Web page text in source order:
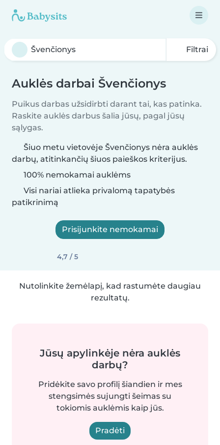
Filtrai
Auklės darbai Švenčionys
Puikus darbas užsidirbti darant tai, kas patinka.
Raskite auklės darbus šalia jūsų, pagal jūsų
sąlygas.
Šiuo metu vietovėje Švenčionys nėra auklės
darbų, atitinkančių šiuos paieškos kriterijus.
100% nemokamai auklėms
Visi nariai atlieka privalomą tapatybės
patikrinimą
Prisijunkite nemokamai
4,7 / 5
Nutolinkite žemėlapį, kad rastumėte daugiau
rezultatų.
Jūsų apylinkėje nėra auklės
darbų?
Pridėkite savo profilį šiandien ir mes
stengsimės sujungti šeimas su
tokiomis auklėmis kaip jūs.
Pradėti